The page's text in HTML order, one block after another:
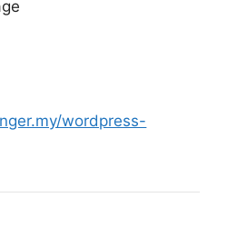
wordpress-